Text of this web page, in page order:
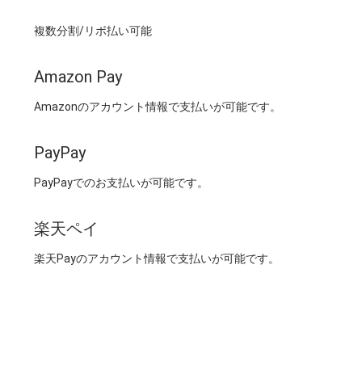
複数分割/リボ払い可能
Amazon Pay
Amazonのアカウント情報で支払いが可能です。
PayPay
PayPayでのお支払いが可能です。
楽天ペイ
楽天Payのアカウント情報で支払いが可能です。